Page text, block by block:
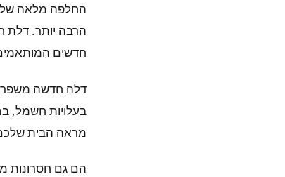
החלפה מלאה של
הרבה יותר. דלת
חדשים
דלה חדשה משפרת
בעלויות חשמל,
מראה הבית